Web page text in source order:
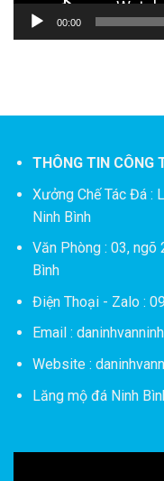
00:00
THÔNG TIN CÔNG
Xưởng Chế Tác Đá :
Ninh Bình
Văn Phòng : 03, ngõ
Bình
Điện Thoại - Zalo :
Email :
Website :
Lăng mộ đá Ninh